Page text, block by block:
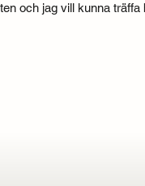
och jag vill kunna träffa